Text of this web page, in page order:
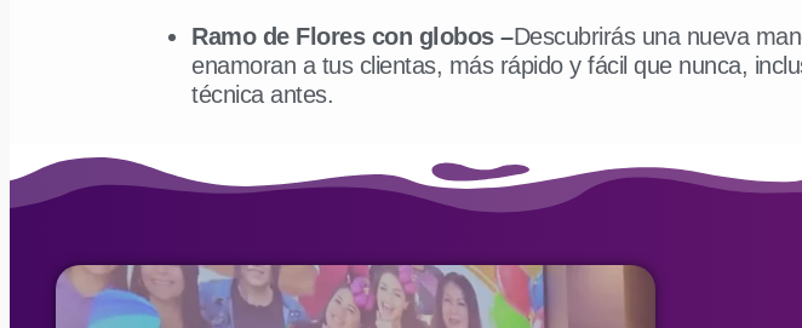
Ramo de Flores con globos –Descubrirás una nueva
enamoran a tus clientas, más rápido y fácil que nunca,
técnica antes.